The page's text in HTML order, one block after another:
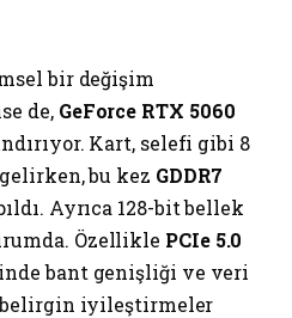
bir değişim
de, GeForce RTX 5060
Kart, selefi gibi 8
bu kez GDDR7
Ayrıca 128-bit bellek
Özellikle PCIe 5.0
bant genişliği ve veri
belirgin iyileştirmeler